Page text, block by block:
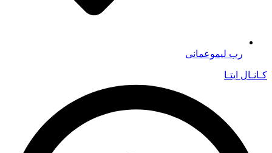
رب لیموعمانی
کـانـال ایتـا